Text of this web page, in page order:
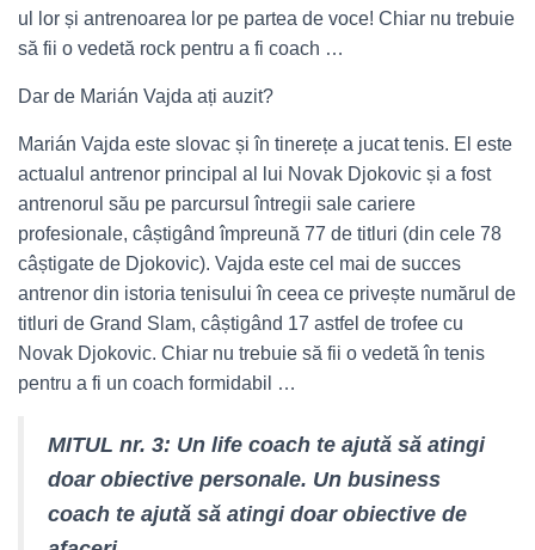
ul lor și antrenoarea lor pe partea de voce! Chiar nu trebuie
să fii o vedetă rock pentru a fi coach …
Dar de Marián Vajda ați auzit?
Marián Vajda este slovac și în tinerețe a jucat tenis. El este
actualul antrenor principal al lui Novak Djokovic și a fost
antrenorul său pe parcursul întregii sale cariere
profesionale, câștigând împreună 77 de titluri (din cele 78
câștigate de Djokovic). Vajda este cel mai de succes
antrenor din istoria tenisului în ceea ce privește numărul de
titluri de Grand Slam, câștigând 17 astfel de trofee cu
Novak Djokovic. Chiar nu trebuie să fii o vedetă în tenis
pentru a fi un coach formidabil …
MITUL nr. 3: Un life coach te ajută să atingi
doar obiective personale. Un business
coach te ajută să atingi doar obiective de